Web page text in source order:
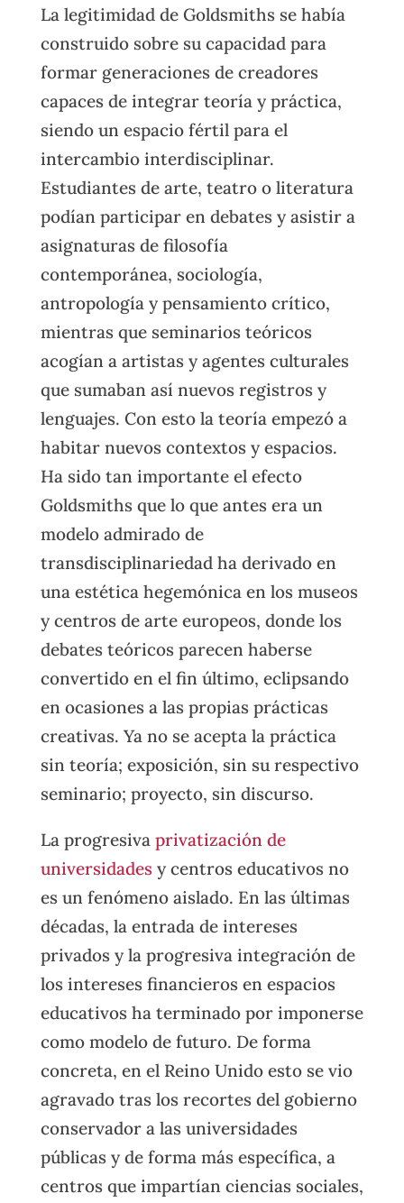
La legitimidad de Goldsmiths se había
construido sobre su capacidad para
formar generaciones de creadores
capaces de integrar teoría y práctica,
siendo un espacio fértil para el
intercambio interdisciplinar.
Estudiantes de arte, teatro o literatura
podían participar en debates y asistir a
asignaturas de filosofía
contemporánea, sociología,
antropología y pensamiento crítico,
mientras que seminarios teóricos
acogían a artistas y agentes culturales
que sumaban así nuevos registros y
lenguajes. Con esto la teoría empezó a
habitar nuevos contextos y espacios.
Ha sido tan importante el efecto
Goldsmiths que lo que antes era un
modelo admirado de
transdisciplinariedad ha derivado en
una estética hegemónica en los museos
y centros de arte europeos, donde los
debates teóricos parecen haberse
convertido en el fin último, eclipsando
en ocasiones a las propias prácticas
creativas. Ya no se acepta la práctica
sin teoría; exposición, sin su respectivo
seminario; proyecto, sin discurso.
La progresiva privatización de
universidadesy centros educativos no
es un fenómeno aislado. En las últimas
décadas, la entrada de intereses
privados y la progresiva integración de
los intereses financieros en espacios
educativos ha terminado por imponerse
como modelo de futuro. De forma
concreta, en el Reino Unido esto se vio
agravado tras los recortes del gobierno
conservador a las universidades
públicas y de forma más específica, a
centros que impartían ciencias sociales,